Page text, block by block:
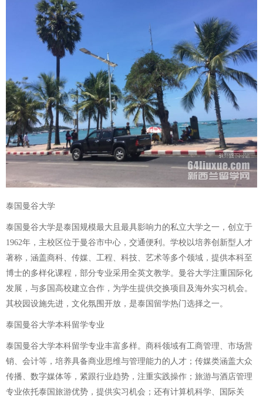
泰国曼谷大学
泰国曼谷大学是泰国规模最大且最具影响力的私立大学之一，创立于
1962年，主校区位于曼谷市中心，交通便利。学校以培养创新型人才
著称，涵盖商科、传媒、工程、科技、艺术等多个领域，提供本科至
博士的多样化课程，部分专业采用全英文教学。曼谷大学注重国际化
发展，与多国高校建立合作，为学生提供交换项目及海外实习机会。
其校园设施先进，文化氛围开放，是泰国留学热门选择之一。
泰国曼谷大学本科留学专业
泰国曼谷大学本科留学专业丰富多样。商科领域有工商管理、市场营
销、会计等，培养具备商业思维与管理能力的人才；传媒类涵盖大众
传播、数字媒体等，紧跟行业趋势，注重实践操作；旅游与酒店管理
专业依托泰国旅游优势，提供实习机会；还有计算机科学、国际关